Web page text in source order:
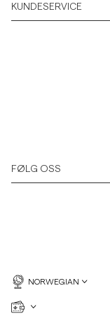
KUNDESERVICE
FØLG OSS
NORWEGIAN